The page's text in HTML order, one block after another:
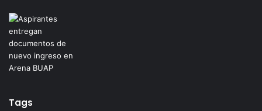
Tags